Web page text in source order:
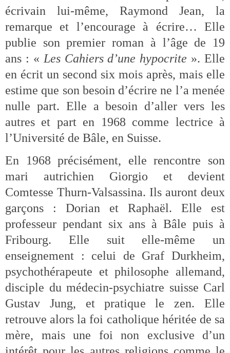
écrivain lui-même, Raymond Jean, la
remarque et l’encourage à écrire… Elle
publie son premier roman à l’âge de 19
ans : « Les Cahiers d’une hypocrite ». Elle
en écrit un second six mois après, mais elle
estime que son besoin d’écrire ne l’a menée
nulle part. Elle a besoin d’aller vers les
autres et part en 1968 comme lectrice à
l’Université de Bâle, en Suisse.
En 1968 précisément, elle rencontre son
mari autrichien Giorgio et devient
Comtesse Thurn-Valsassina. Ils auront deux
garçons : Dorian et Raphaël. Elle est
professeur pendant six ans à Bâle puis à
Fribourg. Elle suit elle-même un
enseignement : celui de Graf Durkheim,
psychothérapeute et philosophe allemand,
disciple du médecin-psychiatre suisse Carl
Gustav Jung, et pratique le zen. Elle
retrouve alors la foi catholique héritée de sa
mère, mais une foi non exclusive d’un